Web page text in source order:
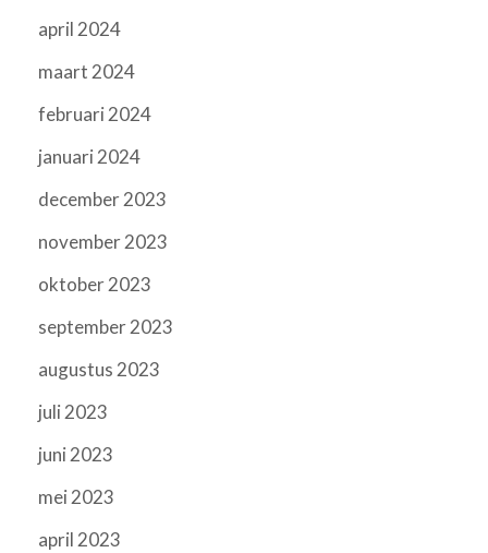
april 2024
maart 2024
februari 2024
januari 2024
december 2023
november 2023
oktober 2023
september 2023
augustus 2023
juli 2023
juni 2023
mei 2023
april 2023